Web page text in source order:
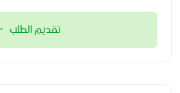
تقديم الطلب